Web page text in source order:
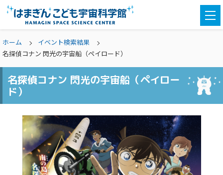
ホーム
イベント検索結果
名探偵コナン 閃光の宇宙船（ペイロード）
名探偵コナン 閃光の宇宙船（ペイロー
ド）